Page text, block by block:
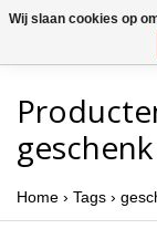
geschenk
Home › Tags ›
Wij slaan cookies op